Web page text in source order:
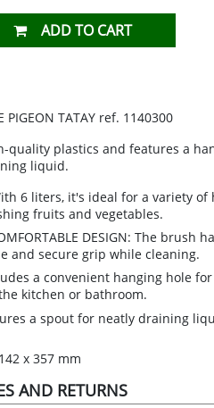
ÓXIDO
ADD TO CART
TATAY ref. 1140300
quality plastics and features a
liquid.
6 liters, it's ideal for a variety
fruits and vegetables.
DESIGN: The brush
and secure grip while cleaning.
a convenient hanging hole
kitchen or bathroom.
a spout for neatly draining
x 357 mm
AND RETURNS